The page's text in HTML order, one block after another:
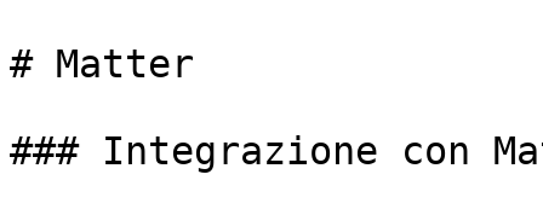
# Matter
### Integrazione con